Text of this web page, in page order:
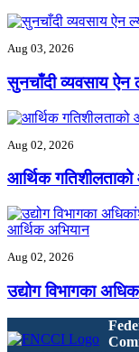
Aug 03, 2026
सुनचाँदी व्यवसाय
Aug 02, 2026
आर्थिक
Aug 02, 2026
उद्योग विभागका